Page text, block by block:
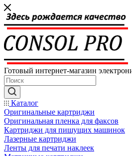
Готовый интернет-магазин
Каталог
Оригинальные картриджи
Оригинальная пленка для факсов
Картриджи для пишущих машинок
Лазерные картриджи
Ленты для печати наклеек